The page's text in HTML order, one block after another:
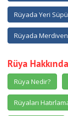
Rüyada Yeri
Rüyada
Rüya
Rüya Nedir?
Rüyaları